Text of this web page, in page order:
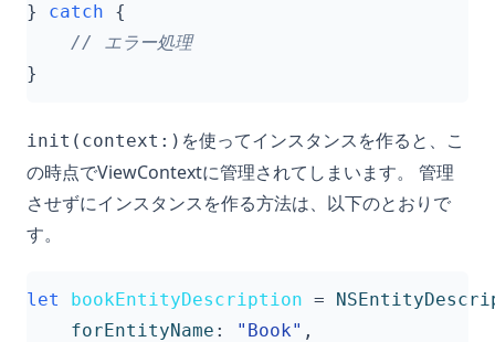
}
catch
{
// エラー処理
}
init(context:) を使ってインスタンスを作ると、こ
の時点でViewContextに管理されてしまいます。 管理
させずにインスタンスを作る方法は、以下のとおりで
す。
let bookEntityDescription =
forEntityName : "Book" ,